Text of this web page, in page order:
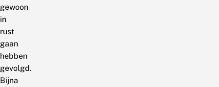
gewoon
in
rust
gaan
hebben
gevolgd.
Bijna